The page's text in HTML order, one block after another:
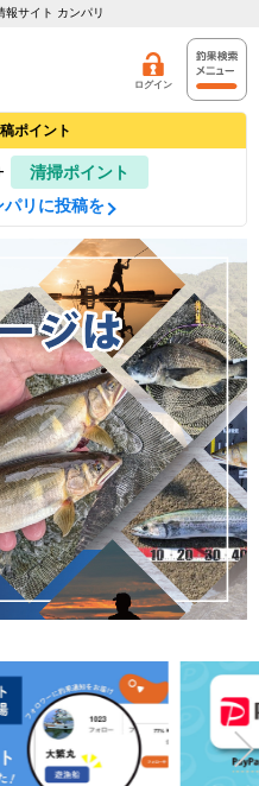
報サイト カンパリ
ログイン
ポイント
清掃ポイント
リに投稿を